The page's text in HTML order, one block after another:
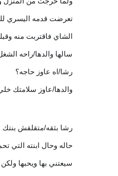
تعرضت قدمه اليسري
الشاي فاقتربت منه
سالها والدها/راحه
رشا/اه عاوز حاجه؟
والدها/عاوز سلامتك
رشا بثقه/متقلقش بنتك
حاله وحال ابنته التي
سيعتني بها ويحبها